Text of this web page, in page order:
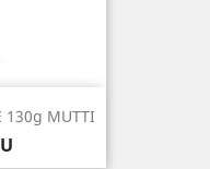
130g MUTTI